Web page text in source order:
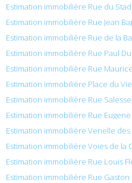
Estimation immobilière Rue du
Estimation immobilière Rue Jean
Estimation immobilière Rue de la
Estimation immobilière Rue Paul
Estimation immobilière Rue
Estimation immobilière Place du
Estimation immobilière Rue
Estimation immobilière Rue
Estimation immobilière Venelle
Estimation immobilière Voies de la
Estimation immobilière Rue Louis
Estimation immobilière Rue